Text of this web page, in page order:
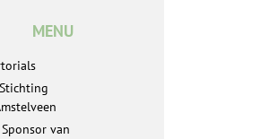
MENU
van